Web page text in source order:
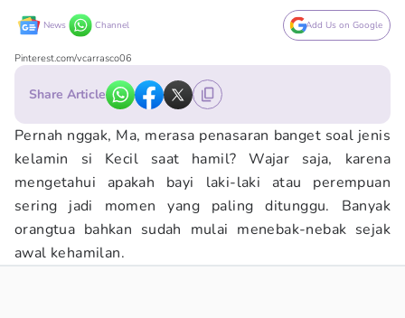
News Channel Add Us on Google
Pinterest.com/vcarrasco06
Share Article
Pernah nggak, Ma, merasa penasaran banget soal jenis
kelamin si Kecil saat hamil? Wajar saja, karena
mengetahui apakah bayi laki-laki atau perempuan
sering jadi momen yang paling ditunggu. Banyak
orangtua bahkan sudah mulai menebak-nebak sejak
awal kehamilan.